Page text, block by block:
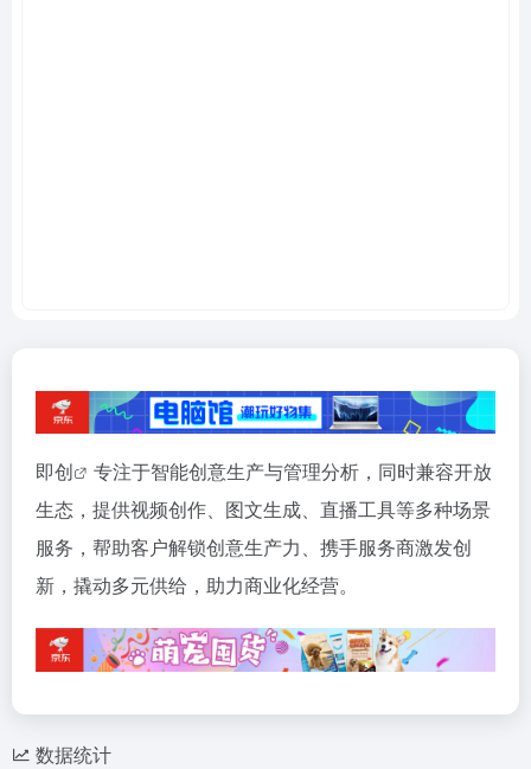
即创
专注于智能创意生产与管理分析，同时兼容开放
生态，提供视频创作、图文生成、直播工具等多种场景
服务，帮助客户解锁创意生产力、携手服务商激发创
新，撬动多元供给，助力商业化经营。
数据统计